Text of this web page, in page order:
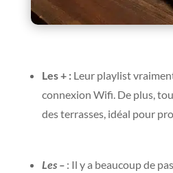
Les + : Leur playlist
connexion Wifi. De plus,
des terrasses, idéal pour
Les –: Il y a beaucoup de